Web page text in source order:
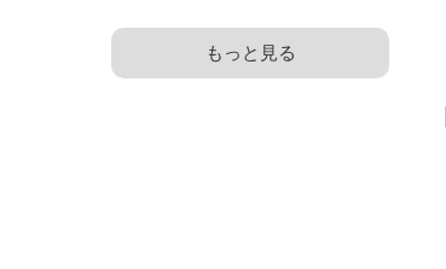
もっと見る